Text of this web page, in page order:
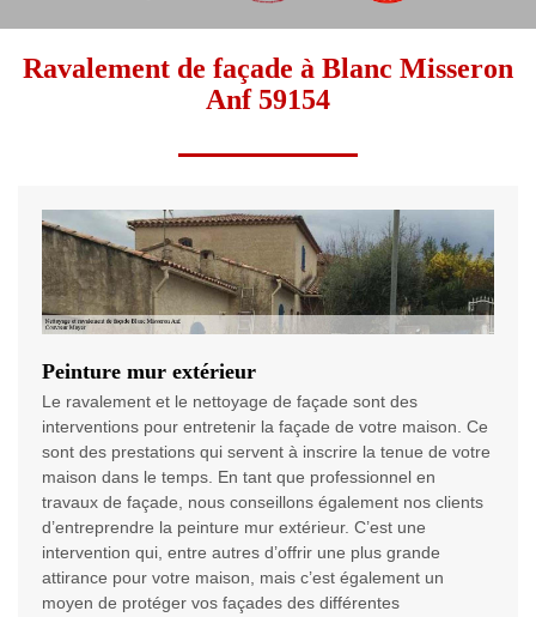
Ravalement de façade à Blanc Misseron
Anf 59154
Peinture mur extérieur
Le ravalement et le nettoyage de façade sont des
interventions pour entretenir la façade de votre maison. Ce
sont des prestations qui servent à inscrire la tenue de votre
maison dans le temps. En tant que professionnel en
travaux de façade, nous conseillons également nos clients
d’entreprendre la peinture mur extérieur. C’est une
intervention qui, entre autres d’offrir une plus grande
attirance pour votre maison, mais c’est également un
moyen de protéger vos façades des différentes